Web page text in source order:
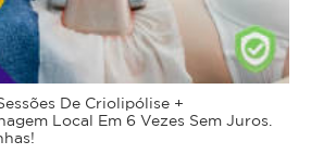
De Criolipólise +
Local Em 6 Vezes Sem Juros.